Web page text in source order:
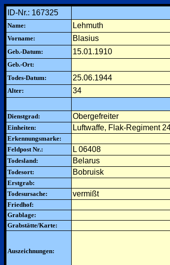
ID-Nr.: 167325
Name: Lehmuth
Vorname: Blasius
Geb.-Datum: 15.01.1910
Geb.-Ort:
Todes-Datum: 25.06.1944
Alter: 34
Dienstgrad: Obergefreiter
Einheiten: Luftwaffe, Flak-Regiment
Erkennungsmarke:
Feldpost Nr.:
L 06408
Todesland: Belarus
Todesort: Bobruisk
Erstgrab:
Todesursache:
vermißt
Friedhof:
Grablage:
Grabstätte/Karte:
Auszeichnungen: